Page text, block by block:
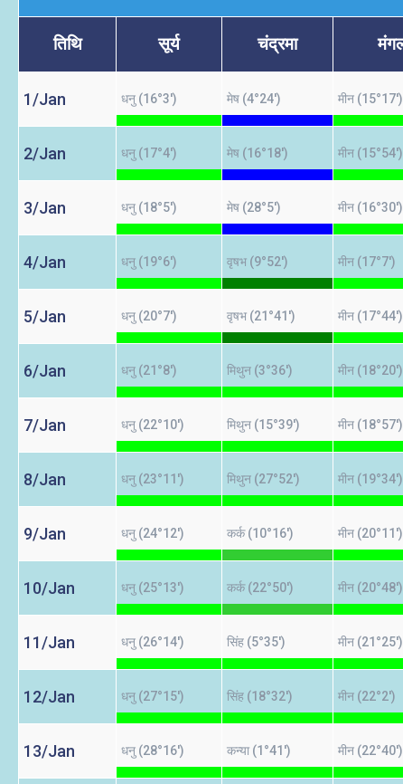
तिथि सूर्य चंद्रमा
1/Jan धनु (16°3') मेष (4°24') मीन (15°17')
2/Jan धनु (17°4') मेष (16°18') मीन (15°54')
3/Jan धनु (18°5') मेष (28°5') मीन (16°30')
4/Jan धनु (19°6') वृषभ (9°52') मीन (17°7')
5/Jan धनु (20°7') वृषभ (21°41') मीन (17°44')
6/Jan धनु (21°8') मिथुन (3°36') मीन (18°20')
7/Jan धनु (22°10') मिथुन (15°39') मीन (18°57')
8/Jan धनु (23°11') मिथुन (27°52') मीन (19°34')
9/Jan धनु (24°12') कर्क (10°16') मीन (20°11')
10/Jan धनु (25°13') कर्क (22°50') मीन (20°48')
11/Jan धनु (26°14') सिंह (5°35') मीन (21°25')
12/Jan धनु (27°15') सिंह (18°32') मीन (22°2')
13/Jan धनु (28°16') कन्या (1°41') मीन (22°40')